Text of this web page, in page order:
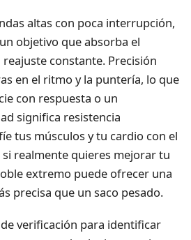
altas con poca interrupción,
objetivo que absorba el
constante. Precisión
en el ritmo y la puntería, lo que
con respuesta o un
significa resistencia
tus músculos y tu cardio con el
realmente quieres mejorar tu
extremo puede ofrecer una
precisa que un saco pesado.
verificación para identificar